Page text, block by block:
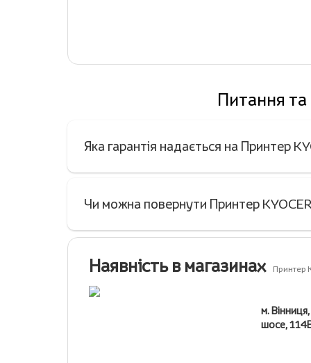
Питання та
Яка гарантія надається на Принтер
Чи можна повернути Принтер
Наявність в магазинах Принтер
м.
шосе,